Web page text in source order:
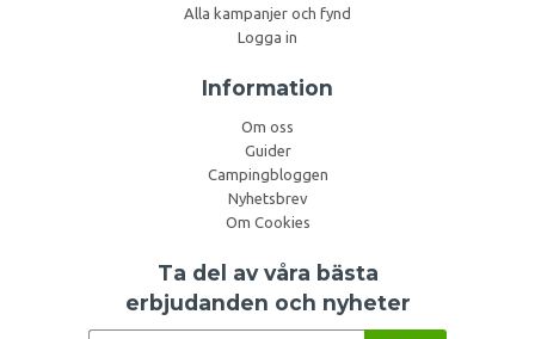
Alla kampanjer och fynd
Logga in
Information
Om oss
Guider
Campingbloggen
Nyhetsbrev
Om Cookies
Ta del av våra bästa
erbjudanden och nyheter